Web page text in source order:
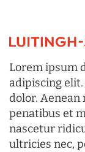
Lorem ipsum
adipiscing
dolor. Aenean
penatibus et
nascetur
ultricies nec,